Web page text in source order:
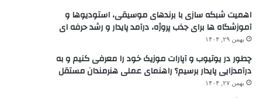
اهمیت شبکه سازی با برندهای موسیقی، استودیوها و
آموزشگاه ها برای جذب پروژه، درآمد پایدار و رشد حرفه ای
بهمن ۲۹, ۱۴۰۴
چطور در یوتیوب و آپارات موزیک خود را معرفی کنیم و به
درآمدزایی پایدار برسیم؟ راهنمای عملی هنرمندان مستقل
بهمن ۲۷, ۱۴۰۴